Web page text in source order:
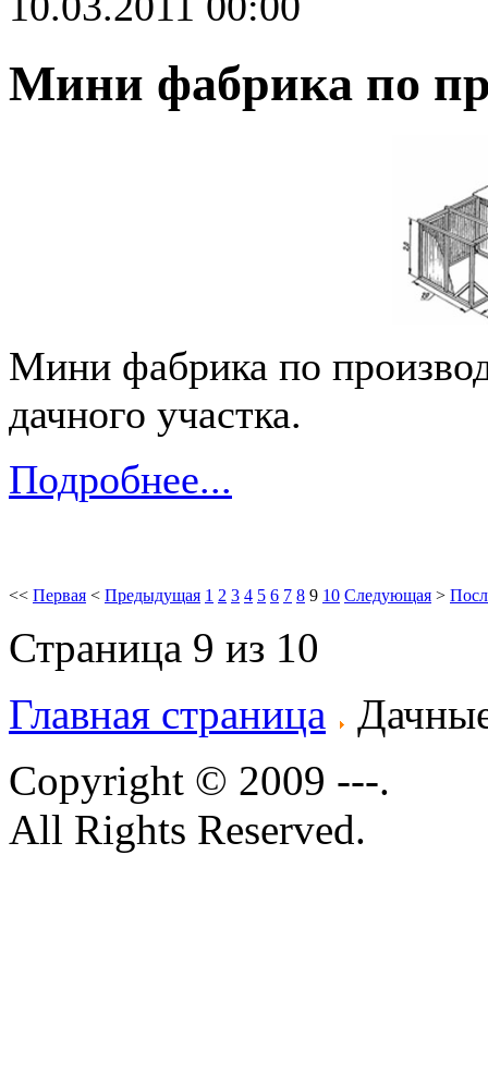
Мини фабрика по
Мини фабрика по
дачного участка.
Подробнее...
<< Первая < Предыдущая 1 2 3 4 5 6 7 8 9 10 Следующая >
Страница 9 из 10
Главная страница
Copyright © 2009 ---.
All Rights Reserved.